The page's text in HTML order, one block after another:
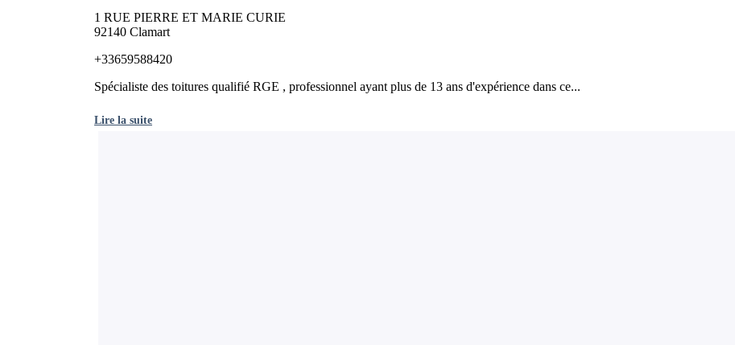
1 RUE PIERRE ET MARIE CURIE
92140 Clamart
+33659588420
Spécialiste des toitures qualifié RGE , professionnel ayant plus de 13 ans d'expérience dans ce...
Lire la suite